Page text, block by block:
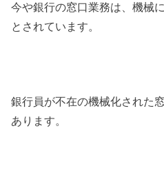
今や銀行の窓口業務は、機械
とされています。
銀行員が不在の機械化された
あります。